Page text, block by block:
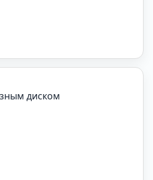
диском